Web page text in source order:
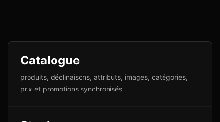
Catalogue
produits, déclinaisons, attributs, images, catégories,
prix et promotions synchronisés